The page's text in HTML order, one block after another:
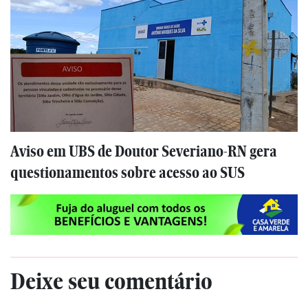
Aviso em UBS de Doutor Severiano-RN gera
questionamentos sobre acesso ao SUS
Deixe seu comentário